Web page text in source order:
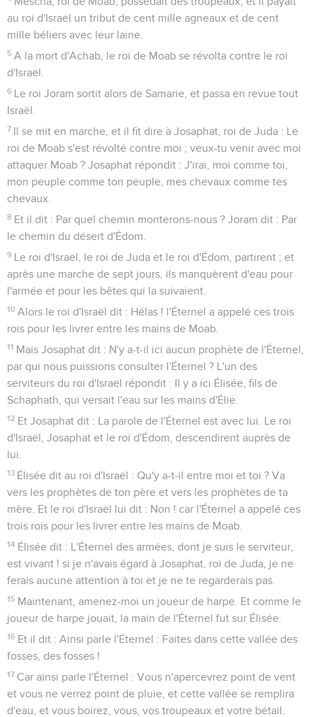
au roi d'Israël un tribut de cent mille agneaux et de cent
mille béliers avec leur laine.
5 A la mort d'Achab, le roi de Moab se révolta contre le roi
d'Israël.
6 Le roi Joram sortit alors de Samarie, et passa en revue tout
Israël.
7 Il se mit en marche, et il fit dire à Josaphat, roi de Juda : Le
roi de Moab s'est révolté contre moi ; veux-tu venir avec moi
attaquer Moab ? Josaphat répondit : J'irai, moi comme toi,
mon peuple comme ton peuple, mes chevaux comme tes
chevaux.
8 Et il dit : Par quel chemin monterons-nous ? Joram dit : Par
le chemin du désert d'Édom.
9 Le roi d'Israël, le roi de Juda et le roi d'Édom, partirent ; et
après une marche de sept jours, ils manquèrent d'eau pour
l'armée et pour les bêtes qui la suivaient.
10 Alors le roi d'Israël dit : Hélas ! l'Éternel a appelé ces trois
rois pour les livrer entre les mains de Moab.
11 Mais Josaphat dit : N'y a-t-il ici aucun prophète de l'Éternel,
par qui nous puissions consulter l'Éternel ? L'un des
serviteurs du roi d'Israël répondit : Il y a ici Élisée, fils de
Schaphath, qui versait l'eau sur les mains d'Élie.
12 Et Josaphat dit : La parole de l'Éternel est avec lui. Le roi
d'Israël, Josaphat et le roi d'Édom, descendirent auprès de
lui.
13 Élisée dit au roi d'Israël : Qu'y a-t-il entre moi et toi ? Va
vers les prophètes de ton père et vers les prophètes de ta
mère. Et le roi d'Israël lui dit : Non ! car l'Éternel a appelé ces
trois rois pour les livrer entre les mains de Moab.
14 Élisée dit : L'Éternel des armées, dont je suis le serviteur,
est vivant ! si je n'avais égard à Josaphat, roi de Juda, je ne
ferais aucune attention à toi et je ne te regarderais pas.
15 Maintenant, amenez-moi un joueur de harpe. Et comme le
joueur de harpe jouait, la main de l'Éternel fut sur Élisée.
16 Et il dit : Ainsi parle l'Éternel : Faites dans cette vallée des
fosses, des fosses !
17 Car ainsi parle l'Éternel : Vous n'apercevrez point de vent
et vous ne verrez point de pluie, et cette vallée se remplira
d'eau, et vous boirez, vous, vos troupeaux et votre bétail.